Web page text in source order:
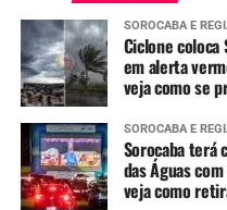
See
TÓPICOS RELACIONADOS
TIROS
VOTORANTIM
SOROCABA E
Ciclone coloca
em alerta
veja como se
SOROCABA E
Sorocaba terá
das Águas
veja como